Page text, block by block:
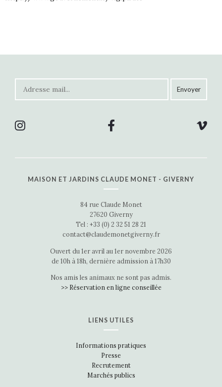
MAISON ET JARDINS CLAUDE MONET - GIVERNY
84 rue Claude Monet
27620 Giverny
Tel : +33 (0) 2 32 51 28 21
contact@claudemonetgiverny.fr
Ouvert du 1er avril au 1er novembre 2026
de 10h à 18h, dernière admission à 17h30
Nos amis les animaux ne sont pas admis.
>> Réservation en ligne conseillée
LIENS UTILES
Informations pratiques
Presse
Recrutement
Marchés publics